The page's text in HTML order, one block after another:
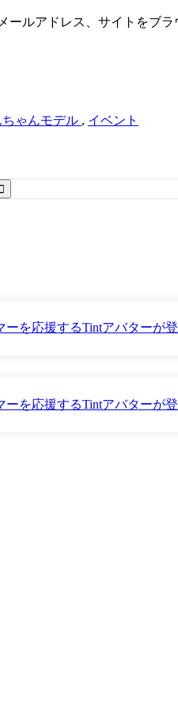
ールアドレス、サイトをブラ
ちゃんモデル , イベント
ーを応援するTintアバターが
ーを応援するTintアバターが